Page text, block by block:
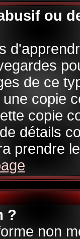
ou
de ce
copie
copie
détails
prendre
?
non